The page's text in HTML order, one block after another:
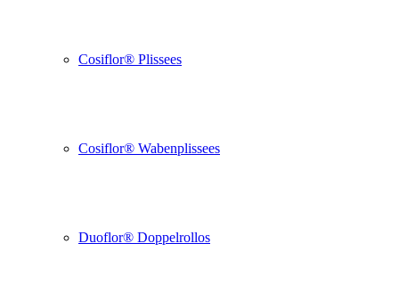
Cosiflor® Plissees
Cosiflor® Wabenplissees
Duoflor® Doppelrollos